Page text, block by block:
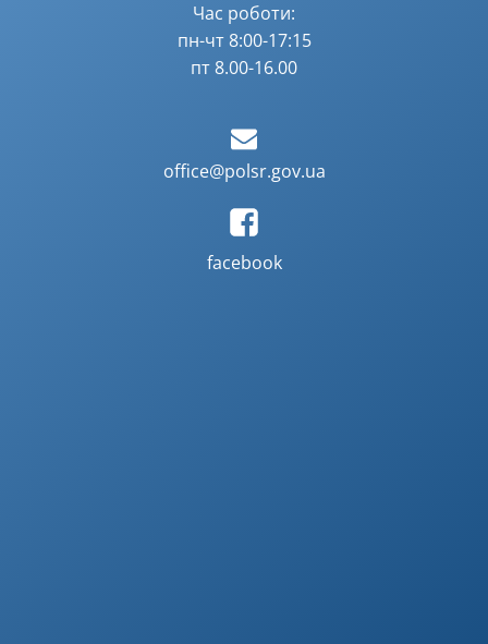
Час роботи:
пн-чт 8:00-17:15
пт 8.00-16.00
office@polsr.gov.ua
facebook